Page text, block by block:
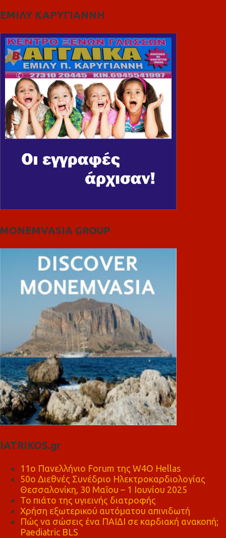
ΕΜΙΛΥ ΚΑΡΥΓΙΑΝΝΗ
MONEMVASIA GROUP
IATRIKOS.gr
11ο Πανελλήνιο Forum της W4O Hellas
50ο Διεθνές Συνέδριο Ηλεκτροκαρδιολογίας
Θεσσαλονίκη, 30 Μαΐου – 1 Ιουνίου 2025
Το πιάτο της υγιεινής διατροφής
Χρήση εξωτερικού αυτόματου απινιδωτή
Πώς να σώσεις ένα ΠΑΙΔΙ σε καρδιακή ανακοπή;
Paediatric BLS